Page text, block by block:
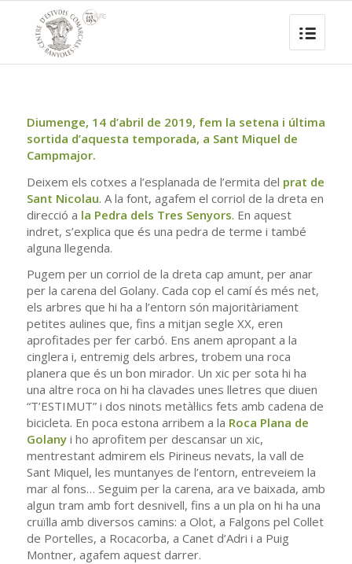
Diumenge, 14 d’abril de 2019, fem la setena i última
sortida d’aquesta temporada, a Sant Miquel de
Campmajor.
Deixem els cotxes a l’esplanada de l’ermita del prat de
Sant Nicolau. A la font, agafem el corriol de la dreta en
direcció a la Pedra dels Tres Senyors. En aquest
indret, s’explica que és una pedra de terme i també
alguna llegenda.
Pugem per un corriol de la dreta cap amunt, per anar
per la carena del Golany. Cada cop el camí és més net,
els arbres que hi ha a l’entorn són majoritàriament
petites aulines que, fins a mitjan segle XX, eren
aprofitades per fer carbó. Ens anem apropant a la
cinglera i, entremig dels arbres, trobem una roca
planera que és un bon mirador. Un xic per sota hi ha
una altre roca on hi ha clavades unes lletres que diuen
“T’ESTIMUT” i dos ninots metàl·lics fets amb cadena de
bicicleta. En poca estona arribem a la Roca Plana de
Golanyi ho aprofitem per descansar un xic,
mentrestant admirem els Pirineus nevats, la vall de
Sant Miquel, les muntanyes de l’entorn, entreveiem la
mar al fons… Seguim per la carena, ara ve baixada, amb
algun tram amb fort desnivell, fins a un pla on hi ha una
cruïlla amb diversos camins: a Olot, a Falgons pel Collet
de Portelles, a Rocacorba, a Canet d’Adri i a Puig
Montner, agafem aquest darrer.